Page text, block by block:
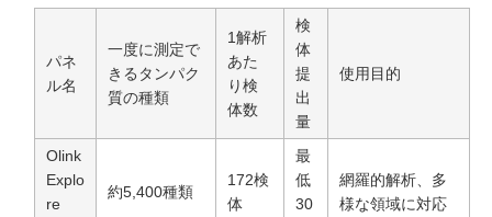
パネ
ル名
一度に測定で
きるタンパク
質の種類
1解析
あた
り検
体数
検
体
提
出
量
使用目的
Olink
Explo
re
約5,400種類
172検
体
最
低
30
網羅的解析、多
様な領域に対応